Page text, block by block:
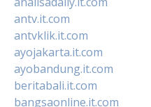
antv.it.com
antvklik.it.com
ayojakarta.it.com
ayobandung.it.com
beritabali.it.com
bangsaonline.it.com